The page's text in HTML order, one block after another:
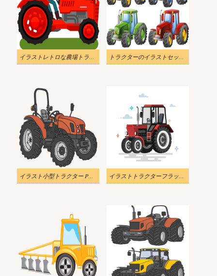
イラストレトロな農場トラクター トラクターのイラストセットpng
イラスト小型トラクター PNG 透明 イラストトラクターフラットアイコン